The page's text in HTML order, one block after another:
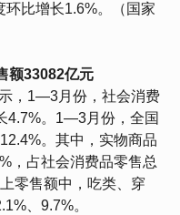
环比增长1.6%。（国家
额33082亿元
，1—3月份，社会消费
4.7%。1—3月份，全国
。其中，实物商品
，占社会消费品零售总
零售额中，吃类、穿
、9.7%。